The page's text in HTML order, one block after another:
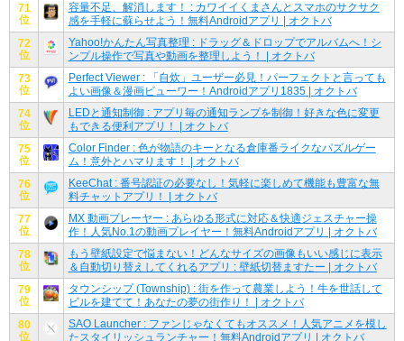
71
位
容量不足、解消します！ : カワイイくまさんとスマホのサクサク
感を手軽に蘇らせよう！無料Androidアプリ | オクトバ
72
位
Yahoo!かんたん写真整理 : ドラッグ＆ドロップでアルバムへ！シ
ンプル操作で写真や動画を整理しよう！ | オクトバ
73
位
Perfect Viewer : 「自炊」ユーザー必見！パーフェクトと言っても
よい画像＆漫画ビューワー！Androidアプリ1835 | オクトバ
74
位
LEDと通知制御 : アプリ毎の通知ランプを制御！好きな色に変更
もできる便利アプリ！ | オクトバ
75
位
Color Finder : 色が物語のキーとなる倉庫番ライクなパズルゲー
ム！意外とハマります！ | オクトバ
76
位
KeeChat : 番号認証の必要なし！気軽に楽しめて機能も豊富な無
料チャットアプリ！ | オクトバ
77
位
MX 動画プレーヤー : あらゆる形式に対応＆快適ジェスチャー操
作！人気No.1の動画プレイヤー！無料Androidアプリ | オクトバ
78
位
もう壁紙設定で悩まない！どんなサイズの画像もいい感じに表示
＆自動切り替えしてくれるアプリ : 壁紙切替ますたー | オクトバ
79
位
タウンシップ (Township) : 街を作って農業しよう！牛を世話して
ビルを建てて！あなたの夢の街作り！ | オクトバ
80
位
SAO Launcher : ファンじゃなくてもオススメ！人気アニメを模し
たスタイリッシュランチャー！無料Androidアプリ | オクトバ